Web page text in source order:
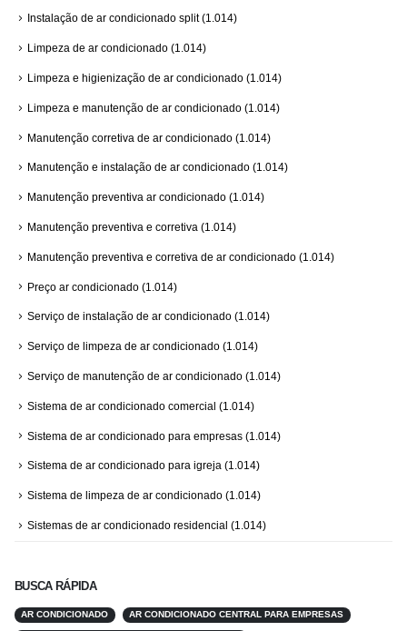
Instalação de ar condicionado split(1.014)
Limpeza de ar condicionado (1.014)
Limpeza e higienização de ar condicionado (1.014)
Limpeza e manutenção de ar condicionado (1.014)
Manutenção corretiva de ar condicionado (1.014)
Manutenção e instalação de ar condicionado (1.014)
Manutenção preventiva ar condicionado (1.014)
Manutenção preventiva e corretiva (1.014)
Manutenção preventiva e corretiva de ar condicionado (1.014)
Preço ar condicionado (1.014)
Serviço de instalação de ar condicionado (1.014)
Serviço de limpeza de ar condicionado (1.014)
Serviço de manutenção de ar condicionado (1.014)
Sistema de ar condicionado comercial (1.014)
Sistema de ar condicionado para empresas (1.014)
Sistema de ar condicionado para igreja (1.014)
Sistema de limpeza de ar condicionado (1.014)
Sistemas de ar condicionado residencial (1.014)
BUSCA RÁPIDA
AR CONDICIONADO AR CONDICIONADO CENTRAL PARA EMPRESAS